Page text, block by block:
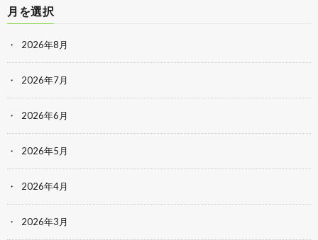
月を選択
2026年8月
2026年7月
2026年6月
2026年5月
2026年4月
2026年3月